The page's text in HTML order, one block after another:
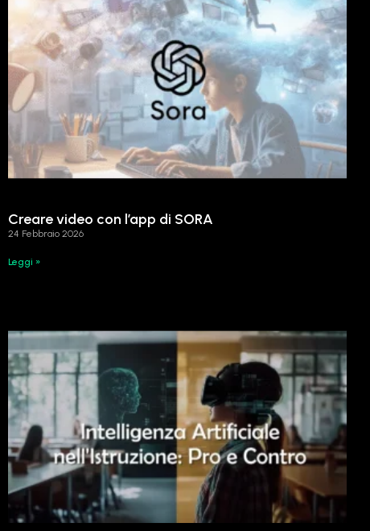
Creare video con l’app di SORA
24 Febbraio 2026
Leggi »